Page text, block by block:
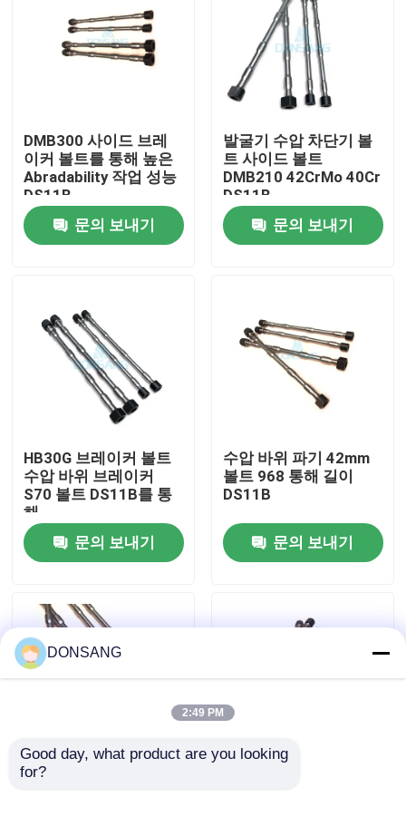
제품
우리에 대하여
공장 여행
연락주세요
수력 쇄암선
DMB300 사이드 브레
이커 볼트를 통해 높은
Abradability 작업 성능
DS11B
문의 보내기
발굴기 수압 차단기 볼
트 사이드 볼트
DMB210 42CrMo 40Cr
DS11B
문의 보내기
HB30G 브레이커 볼트
수압 바위 브레이커
S70 볼트 DS11B를 통
해
문의 보내기
수압 바위 파기 42mm
볼트 968 통해 길이
DS11B
문의 보내기
바위 차단기 사이드 볼
DONSANG
2:49 PM
Good day, what product are you looking
for?